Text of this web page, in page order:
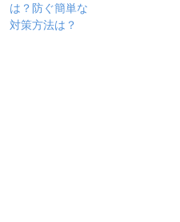
は？防ぐ簡単な
対策方法は？